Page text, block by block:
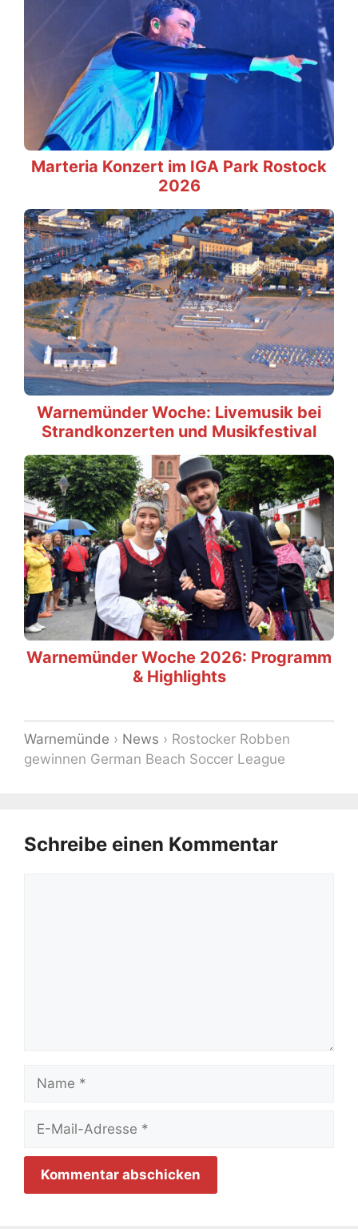
Marteria Konzert im IGA Park Rostock
2026
Warnemünder Woche: Livemusik bei
Strandkonzerten und Musikfestival
Warnemünder Woche 2026: Programm
& Highlights
Warnemünde › News › Rostocker Robben
gewinnen German Beach Soccer League
Schreibe einen Kommentar
Mail-
Adresse